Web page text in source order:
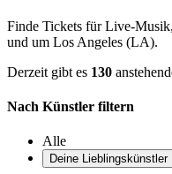
Finde Tickets für Live-
und um Los Angeles (LA).
Derzeit gibt es 130
Nach Künstler filtern
Alle
Deine Lieblingskünstler